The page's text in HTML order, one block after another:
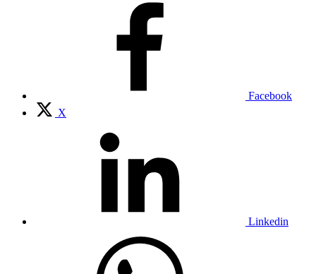
Facebook
X
Linkedin